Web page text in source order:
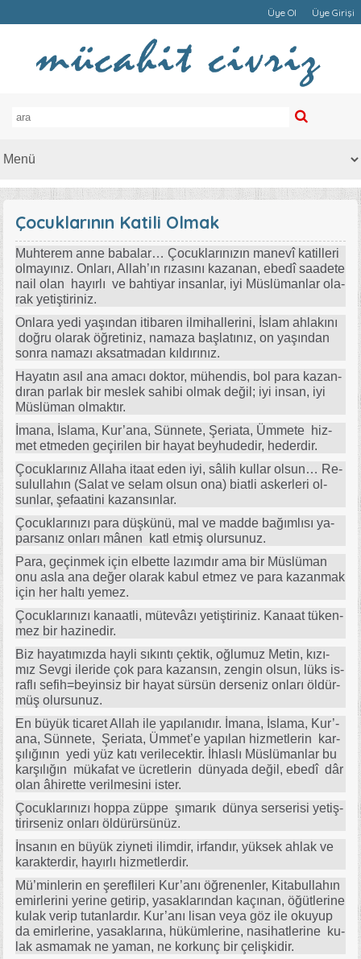
Üye Ol Üye Girişi
Çocuklarının Katili Olmak
Muh­te­rem an­ne ba­ba­la­r… Ço­cuk­la­rı­nı­zın ma­ne­vî ka­til­le­ri
ol­ma­yı­nız. On­la­rı, Al­la­h’­ın rı­za­sı­nı ka­za­nan, ebe­dî sa­ade­te
na­il olan ha­yır­lı ve bah­ti­yar in­san­lar, iyi Müs­lü­man­lar ola­
rak ye­tiş­ti­ri­niz.
On­la­ra ye­di ya­şın­dan iti­ba­ren il­mi­hal­le­ri­ni, İs­lam ah­la­kı­nı
doğ­ru ola­rak öğ­re­ti­niz, na­ma­za baş­la­tı­nız, on ya­şın­dan
son­ra na­ma­zı ak­sat­ma­dan kıl­dı­rı­nız.
Ha­ya­tın asıl ana ama­cı dok­tor, mü­hen­dis, bol pa­ra ka­zan­
dı­ran par­lak bir mes­lek sa­hi­bi ol­mak de­ğil; iyi in­san, iyi
Müs­lü­man ol­mak­tır.
İma­na, İs­la­ma, Ku­r’­ana, Sün­ne­te, Şe­ri­ata, Üm­me­te hiz­
met et­me­den ge­çi­ri­len bir ha­yat bey­hu­de­dir, he­der­dir.
Ço­cuk­la­rı­nız Al­la­ha ita­at eden iyi, sâ­lih kul­lar ol­su­n… Re­
su­lul­la­hın (Sa­lat ve se­lam ol­sun ona) bi­at­li as­ker­le­ri ol­
sun­lar, şe­fa­ati­ni ka­zan­sın­lar.
Ço­cuk­la­rı­nı­zı pa­ra düş­kü­nü, mal ve mad­de ba­ğım­lı­sı ya­
par­sa­nız on­la­rı mâ­nen katl et­miş olur­su­nuz.
Pa­ra, ge­çin­mek için el­bet­te la­zım­dır ama bir Müs­lü­man
onu as­la ana de­ğer ola­rak ka­bul et­mez ve pa­ra ka­zan­mak
için her hal­tı ye­mez.
Ço­cuk­la­rı­nı­zı ka­na­at­li, mü­te­vâ­zı ye­tiş­ti­ri­niz. Ka­na­at tü­ken­
mez bir ha­zi­ne­dir.
Biz ha­ya­tı­mız­da hay­li sı­kın­tı çek­tik, oğ­lu­muz Me­tin, kı­zı­
mız Sev­gi ile­ri­de çok pa­ra ka­zan­sın, zen­gin ol­sun, lüks is­
raf­lı se­fih=be­yin­siz bir ha­yat sür­sün der­se­niz on­la­rı öl­dür­
müş olur­su­nuz.
En bü­yük ti­ca­ret Al­lah ile ya­pı­la­nı­dır. İma­na, İs­la­ma, Ku­r’­
ana, Sün­ne­te, Şe­ri­ata, Üm­me­t’­e ya­pı­lan hiz­met­le­rin kar­
şı­lı­ğı­nın ye­di yüz ka­tı ve­ri­le­cek­tir. İh­las­lı Müs­lü­man­lar bu
kar­şı­lı­ğın mü­ka­fat ve üc­ret­le­rin dün­ya­da de­ğil, ebe­dî dâr
olan âhi­ret­te ve­ril­me­si­ni is­ter.
Ço­cuk­la­rı­nı­zı hop­pa züp­pe şı­ma­rık dün­ya ser­se­ri­si ye­tiş­
ti­rir­se­niz on­la­rı öl­dü­rür­sü­nüz.
İn­sa­nın en bü­yük ziy­ne­ti ilim­dir, ir­fan­dır, yük­sek ah­lak ve
ka­rak­ter­dir, ha­yır­lı hiz­met­ler­dir.
Mü’­min­le­rin en şe­ref­li­le­ri Ku­r’­anı öğ­re­nen­ler, Ki­ta­bul­la­hın
emir­le­ri­ni ye­ri­ne ge­ti­rip, ya­sak­la­rın­dan ka­çı­nan, öğüt­le­ri­ne
ku­lak ve­rip tu­tan­lar­dır. Ku­r’­anı li­san ve­ya göz ile oku­yup
da emir­le­ri­ne, ya­sak­la­rı­na, hü­küm­le­ri­ne, na­si­hat­le­ri­ne ku­
lak as­ma­mak ne ya­man, ne kor­kunç bir çe­liş­ki­dir.